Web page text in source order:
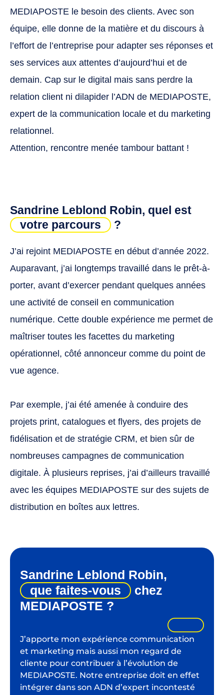
MEDIAPOSTE le besoin des clients. Avec son
équipe, elle donne de la matière et du discours à
l’effort de l’entreprise pour adapter ses réponses et
ses services aux attentes d’aujourd’hui et de
demain. Cap sur le digital mais sans perdre la
relation client ni dilapider l’ADN de MEDIAPOSTE,
expert de la communication locale et du marketing
relationnel.
Attention, rencontre menée tambour battant !
Sandrine Leblond Robin, quel est
votre parcours
?
J’ai rejoint MEDIAPOSTE en début d’année 2022.
Auparavant, j’ai longtemps travaillé dans le prêt-à-
porter, avant d’exercer pendant quelques années
une activité de conseil en communication
numérique. Cette double expérience me permet de
maîtriser toutes les facettes du marketing
opérationnel, côté annonceur comme du point de
vue agence.
Par exemple, j’ai été amenée à conduire des
projets print, catalogues et flyers, des projets de
fidélisation et de stratégie CRM, et bien sûr de
nombreuses campagnes de communication
digitale. À plusieurs reprises, j’ai d’ailleurs travaillé
avec les équipes MEDIAPOSTE sur des sujets de
distribution en boîtes aux lettres.
Sandrine Leblond Robin,
que faites-vous
chez
MEDIAPOSTE ?
J’apporte mon expérience communication
et marketing mais aussi mon regard de
cliente pour contribuer à l’évolution de
MEDIAPOSTE. Notre entreprise doit en effet
intégrer dans son ADN d’expert incontesté